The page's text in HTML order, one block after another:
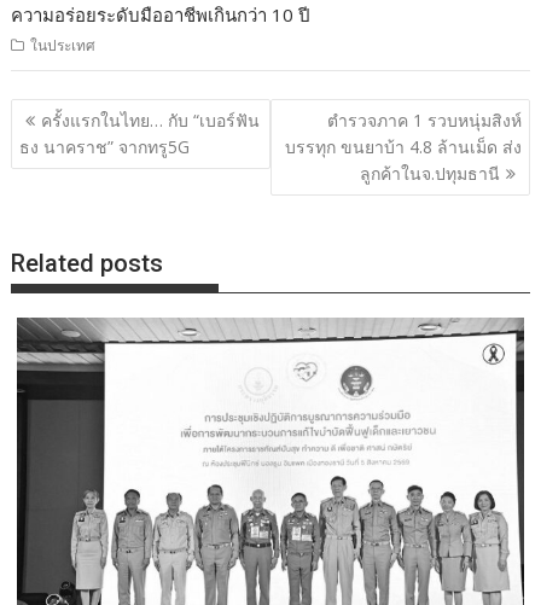
ความอร่อยระดับมืออาชีพเกินกว่า 10 ปี
ในประเทศ
แนะแนว
เรื่อง
ครั้งแรกในไทย… กับ “เบอร์ฟัน
ธง นาคราช” จากทรู5G
ตำรวจภาค 1 รวบหนุ่มสิงห์
บรรทุก ขนยาบ้า 4.8 ล้านเม็ด ส่ง
ลูกค้าในจ.ปทุมธานี
Related posts